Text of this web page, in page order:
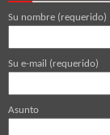
Su nombre (requerido)
Su e-mail (requerido)
Asunto